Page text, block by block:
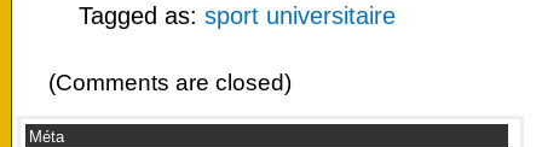
Tagged as: sport universitaire
(Comments are closed)
Méta